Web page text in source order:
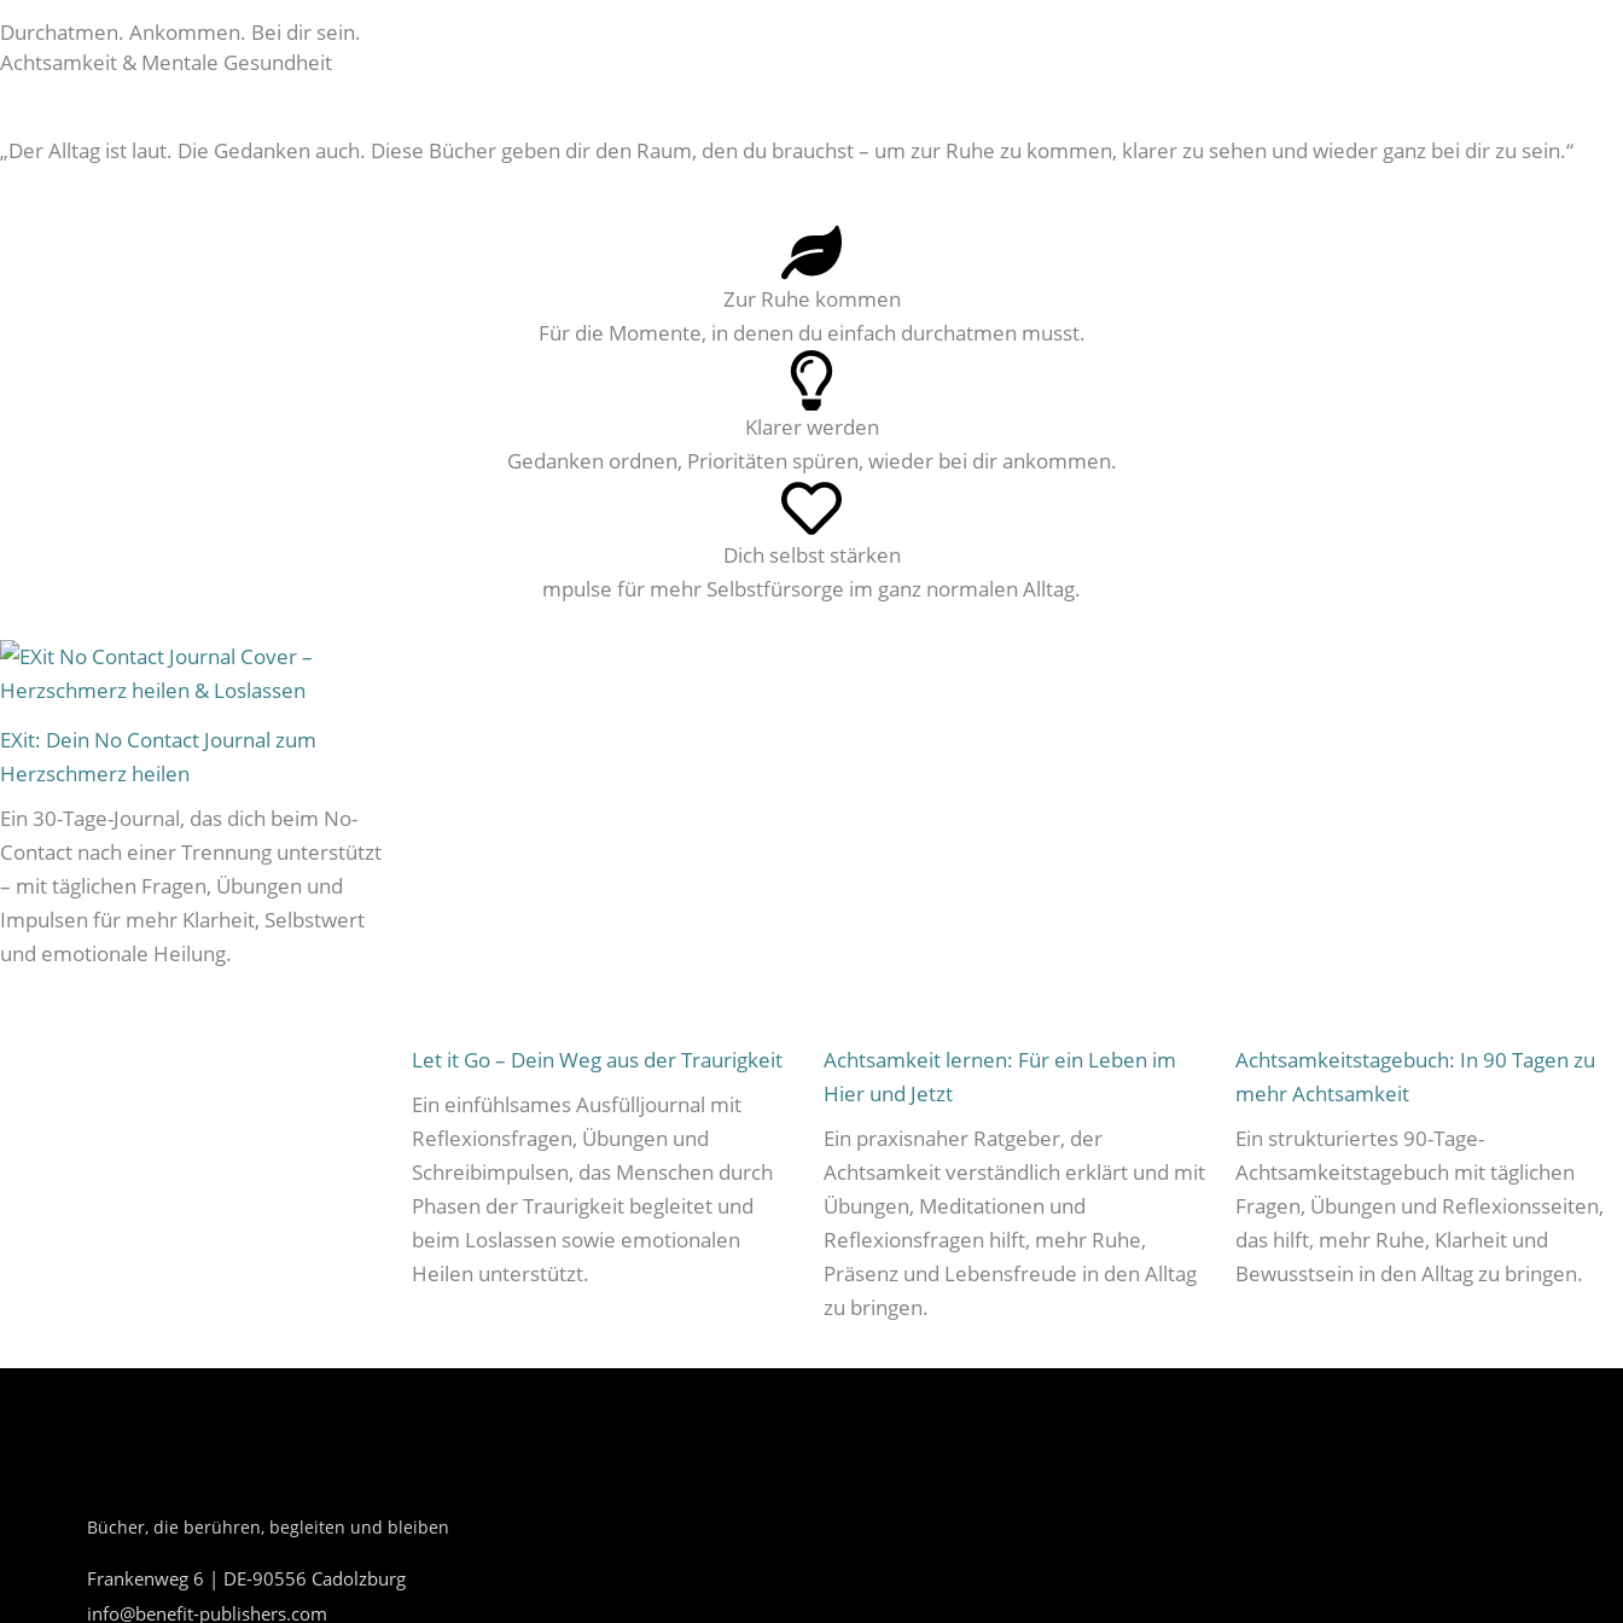
Durchatmen. Ankommen. Bei dir sein.
Achtsamkeit & Mentale Gesundheit
„Der Alltag ist laut. Die Gedanken auch. Diese Bücher geben dir den Raum, den du brauchst – um zur Ruhe zu kommen, klarer zu sehen und wieder ganz bei dir zu sein.“
Zur Ruhe kommen
Für die Momente, in denen du einfach durchatmen musst.
Klarer werden
Gedanken ordnen, Prioritäten spüren, wieder bei dir ankommen.
Dich selbst stärken
mpulse für mehr Selbstfürsorge im ganz normalen Alltag.
EXit: Dein No Contact Journal zum
Herzschmerz heilen
Ein 30-Tage-Journal, das dich beim No-
Contact nach einer Trennung unterstützt
– mit täglichen Fragen, Übungen und
Impulsen für mehr Klarheit, Selbstwert
und emotionale Heilung.
Let it Go – Dein Weg aus der Traurigkeit
Ein einfühlsames Ausfülljournal mit
Reflexionsfragen, Übungen und
Schreibimpulsen, das Menschen durch
Phasen der Traurigkeit begleitet und
beim Loslassen sowie emotionalen
Heilen unterstützt.
Achtsamkeit lernen: Für ein Leben im
Hier und Jetzt
Ein praxisnaher Ratgeber, der
Achtsamkeit verständlich erklärt und mit
Übungen, Meditationen und
Reflexionsfragen hilft, mehr Ruhe,
Präsenz und Lebensfreude in den Alltag
zu bringen.
Achtsamkeitstagebuch: In 90 Tagen zu
mehr Achtsamkeit
Ein strukturiertes 90-Tage-
Achtsamkeitstagebuch mit täglichen
Fragen, Übungen und Reflexionsseiten,
das hilft, mehr Ruhe, Klarheit und
Bewusstsein in den Alltag zu bringen.
Bücher, die berühren, begleiten und bleiben
Frankenweg 6 | DE-90556 Cadolzburg
info@benefit-publishers.com